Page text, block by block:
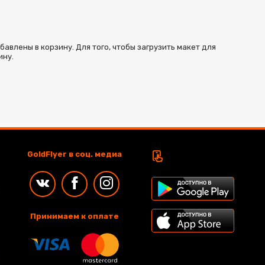
в корзину. Для того, чтобы загрузить макет для
GoldFlyer в соц. медиа
Принимаем к оплате